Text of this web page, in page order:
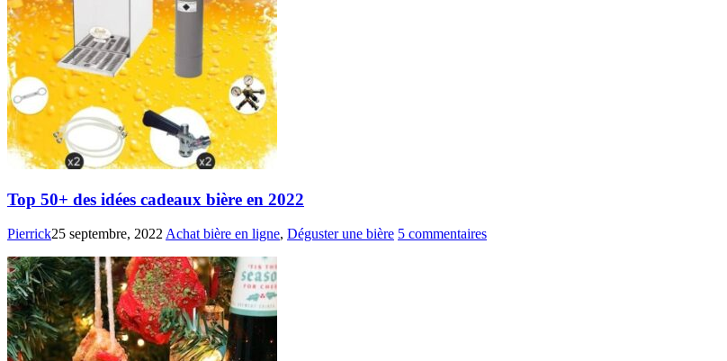
Top 50+ des idées cadeaux bière en 2022
Pierrick25 septembre, 2022 Achat bière en ligne, Déguster une bière 5 commentaires